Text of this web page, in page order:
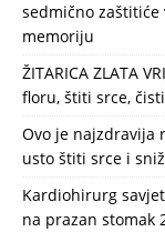
sedmično
memoriju
ŽITARICA ZLATA
floru, štiti srce,
Ovo je najzdravija
usto štiti srce i
Kardiohirurg
na prazan stomak